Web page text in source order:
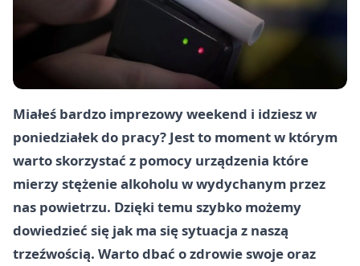
Miałeś bardzo imprezowy weekend i idziesz w
poniedziałek do pracy? Jest to moment w którym
warto skorzystać z pomocy urządzenia które
mierzy stężenie alkoholu w wydychanym przez
nas powietrzu. Dzięki temu szybko możemy
dowiedzieć się jak ma się sytuacja z naszą
trzeźwością. Warto dbać o zdrowie swoje oraz